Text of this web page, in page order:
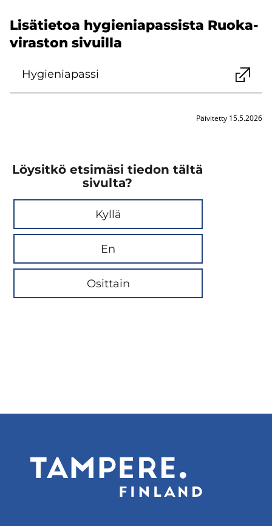
Li­sä­tie­toa hy­gie­nia­pas­sis­ta Ruo­ka­
vi­ras­ton si­vuil­la
Hy­gie­nia­pas­si
Päivitetty 15.5.2026
Löysitkö etsimäsi tiedon tältä
sivulta?
Kyllä
En
Osittain